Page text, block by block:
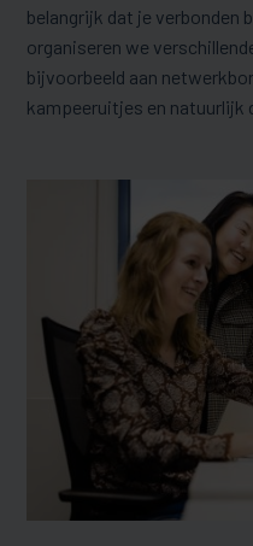
belangrijk dat je verbonden
organiseren we
bijvoorbeeld aan
kampeeruitjes en natuurlijk